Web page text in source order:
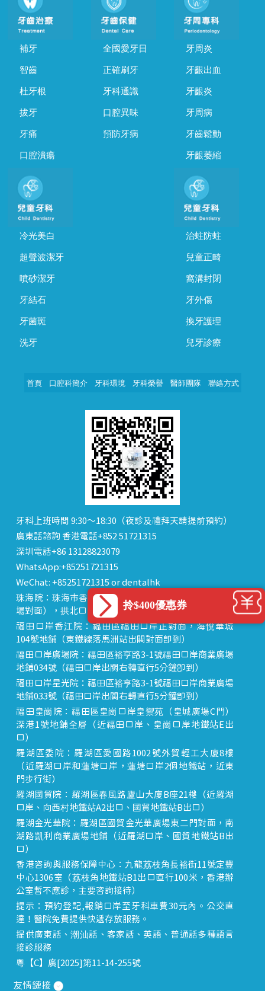
補牙
智齒
杜牙根
拔牙
牙痛
口腔潰瘍
全國愛牙日
正確刷牙
牙科通識
口腔異味
預防牙病
牙周炎
牙齦出血
牙齦炎
牙周病
牙齒鬆動
牙齦萎縮
冷光美白
超聲波潔牙
噴砂潔牙
牙結石
牙菌斑
洗牙
治蛀防蛀
兒童正畸
窩溝封閉
牙外傷
換牙護理
兒牙診療
首頁 口腔科簡介 牙科環境 牙科榮譽 醫師團隊 聯絡方式
牙科上班時間 9:30～18:30（夜診及禮拜天請提前預約）
廣東話諮詢 香港電話+852 51721315
深圳電話+86 13128823079
WhatsApp:+85251721315
WeChat: +85251721315 or dentalhk
珠海院：珠海市香洲區 拱北中建商業大廈 15樓（迎賓廣
場對面），拱北口岸步行8分鐘直達
福田口岸香江院：福田區福田口岸正對面，海悅華城
104號地鋪（東鐵線落馬洲站出關對面即到）
福田口岸廣場院：福田區裕亨路3-1號福田口岸商業廣場
地鋪034號（福田口岸出關右轉直行5分鐘即到）
福田口岸星光院：福田區裕亨路3-1號福田口岸商業廣場
地鋪033號（福田口岸出關右轉直行5分鐘即到）
福田皇崗院：福田區皇崗口岸皇禦苑（皇城廣場C門）
深港1號地鋪全層（近福田口岸、皇崗口岸地鐵站E出
口）
羅湖區委院：羅湖區愛國路1002號外貿輕工大廈8樓
（近羅湖口岸和蓮塘口岸，蓮塘口岸2個地鐵站，近東
門步行街）
羅湖國貿院：羅湖區春風路廬山大廈B座21樓（近羅湖
口岸、向西村地鐵站A2出口、國貿地鐵站B出口）
羅湖金光華院：羅湖區國貿金光華廣場東二門對面，南
湖路凱利商業廣場地鋪（近羅湖口岸、國貿地鐵站B出
口）
香港咨詢與服務保障中心：九龍荔枝角長裕街11號定豐
中心1306室（荔枝角地鐵站B1出口直行100米，香港辦
公室暫不應診，主要咨詢接待）
提示：預約登記,報銷口岸至牙科車費30元內。公交直
達！醫院免費提供快遞存放服務。
提供廣東話、潮汕話、客家話、英語、普通話多種語言
接診服務
粵【C】廣[2025]第11-14-255號
友情鏈接
拎$400優惠券